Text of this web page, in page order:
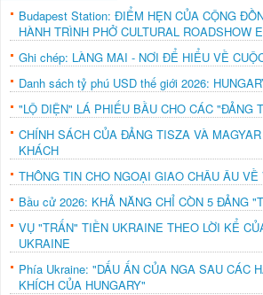
Budapest Station: ĐIỂM HẸN CỦA CỘNG
HÀNH TRÌNH PHỞ CULTURAL ROADSHOW
Ghi chép: LÀNG MAI - NƠI ĐỂ HIỂU VỀ
Danh sách tỷ phú USD thế giới 2026:
"LỘ DIỆN" LÁ PHIẾU BẦU CHO CÁC "ĐẢNG
CHÍNH SÁCH CỦA ĐẢNG TISZA VÀ
KHÁCH
THÔNG TIN CHO NGOẠI GIAO CHÂU ÂU
Bầu cử 2026: KHẢ NĂNG CHỈ CÒN 5 ĐẢNG
VỤ "TRẤN" TIỀN UKRAINE THEO LỜI KỂ
UKRAINE
Phía Ukraine: "DẤU ẤN CỦA NGA SAU CÁC
KHÍCH CỦA HUNGARY"